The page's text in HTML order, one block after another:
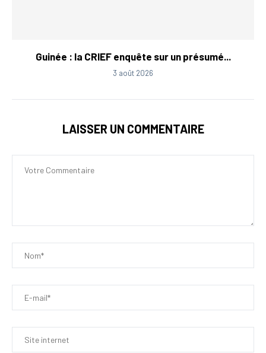
Guinée : la CRIEF enquête sur un présumé...
3 août 2026
LAISSER UN COMMENTAIRE